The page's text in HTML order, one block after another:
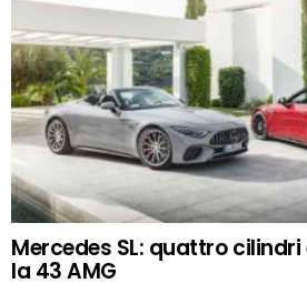
Mercedes SL: quattro
la 43 AMG